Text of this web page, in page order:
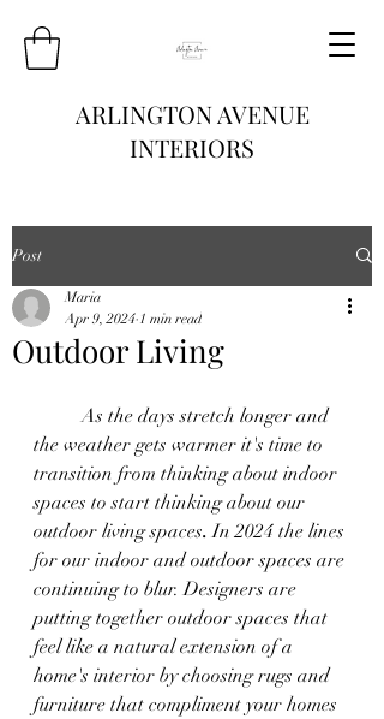
ARLINGTON AVENUE
INTERIORS
Post
Outdoor Living
Maria
Apr 9, 2024 1 min read
	As the days stretch longer and
the weather gets warmer it's time to
transition from thinking about indoor
spaces to start thinking about our
outdoor living spaces. In 2024 the lines
for our indoor and outdoor spaces are
continuing to blur. Designers are
putting together outdoor spaces that
feel like a natural extension of a
home's interior by choosing rugs and
furniture that compliment your homes